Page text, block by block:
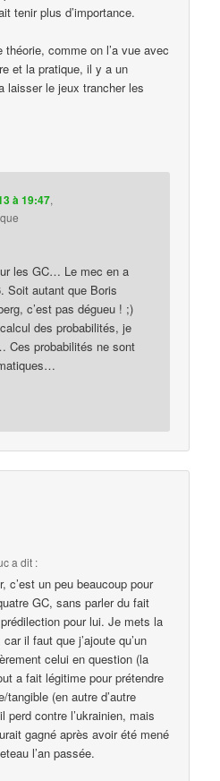
tenir plus d’importance.
comme on l’a vue avec
et la pratique, il y a un
laisser le jeux trancher les
à 19:47,
les GC… Le mec en a
Soit autant que Boris
c’est pas dégueu ! ;)
des probabilités, je
Ces probabilités ne sont
a dit :
c’est un peu beaucoup pour
GC, sans parler du fait
pour lui. Je mets la
il faut que j’ajoute qu’un
celui en question (la
a fait légitime pour prétendre
(en autre d’autre
perd contre l’ukrainien, mais
gagné après avoir été mené
l’an passée.